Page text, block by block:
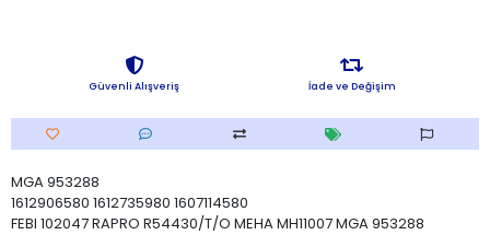
Güvenli Alışveriş İade ve Değişim
MGA 953288
1612906580 1612735980 1607114580
FEBI 102047 RAPRO R54430/T/O MEHA MH11007 MGA 953288